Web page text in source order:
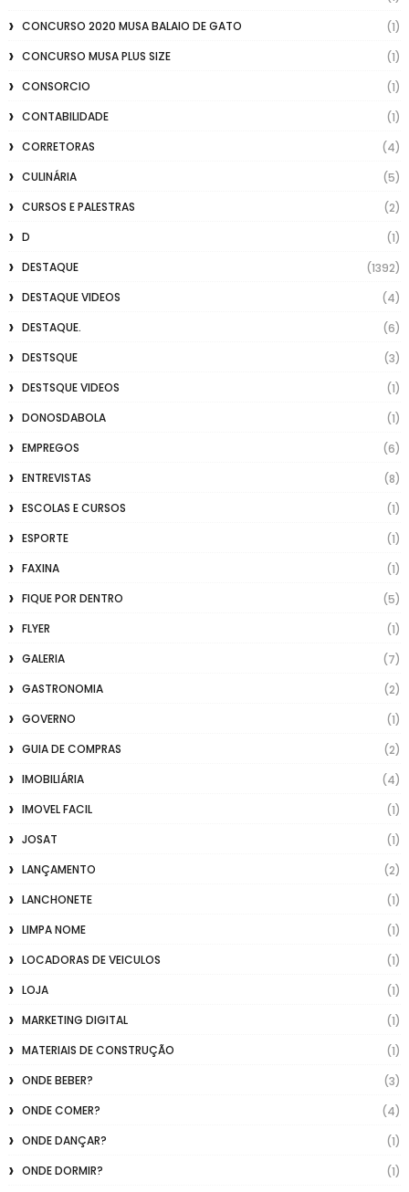
CONCURSO 2020 MUSA BALAIO DE GATO
(1)
CONCURSO MUSA PLUS SIZE
(1)
CONSORCIO
(1)
CONTABILIDADE
(1)
CORRETORAS
(4)
CULINÁRIA
(5)
CURSOS E PALESTRAS
(2)
D
(1)
DESTAQUE
(1392)
DESTAQUE VIDEOS
(4)
DESTAQUE.
(6)
DESTSQUE
(3)
DESTSQUE VIDEOS
(1)
DONOSDABOLA
(1)
EMPREGOS
(6)
ENTREVISTAS
(8)
ESCOLAS E CURSOS
(1)
ESPORTE
(1)
FAXINA
(1)
FIQUE POR DENTRO
(5)
FLYER
(1)
GALERIA
(7)
GASTRONOMIA
(2)
GOVERNO
(1)
GUIA DE COMPRAS
(2)
IMOBILIÁRIA
(4)
IMOVEL FACIL
(1)
JOSAT
(1)
LANÇAMENTO
(2)
LANCHONETE
(1)
LIMPA NOME
(1)
LOCADORAS DE VEICULOS
(1)
LOJA
(1)
MARKETING DIGITAL
(1)
MATERIAIS DE CONSTRUÇÃO
(1)
ONDE BEBER?
(3)
ONDE COMER?
(4)
ONDE DANÇAR?
(1)
ONDE DORMIR?
(1)